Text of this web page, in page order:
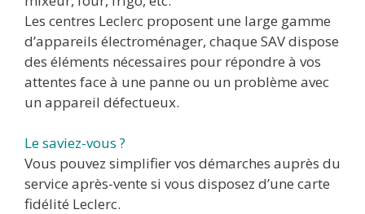
Les centres Leclerc proposent une large gamme
d’appareils électroménager, chaque SAV dispose
des éléments nécessaires pour répondre à vos
attentes face à une panne ou un problème avec
un appareil défectueux.
Le saviez-vous ?
Vous pouvez simplifier vos démarches auprès du
service après-vente si vous disposez d’une carte
fidélité Leclerc.